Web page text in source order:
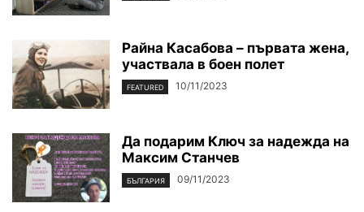
Райна Касабова – първата жена,
участвала в боен полет
FEATURED 10/11/2023
Да подарим Ключ за надежда на
Максим Станчев
БЪЛГАРИЯ 09/11/2023